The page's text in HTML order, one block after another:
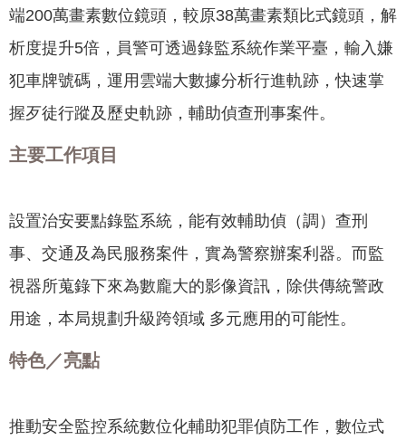
網
站
民
服
我
網
社
群
資
端200萬畫素數位鏡頭，較原38萬畫素類比式鏡頭，解
析度提升5倍，員警可透過錄監系統作業平臺，輸入嫌
犯車牌號碼，運用雲端大數據分析行進軌跡，快速掌
握歹徒行蹤及歷史軌跡，輔助偵查刑事案件。
主要工作項目
設置治安要點錄監系統，能有效輔助偵（調）查刑
事、交通及為民服務案件，實為警察辦案利器。而監
視器所蒐錄下來為數龐大的影像資訊，除供傳統警政
用途，本局規劃升級跨領域 多元應用的可能性。
特色／亮點
推動安全監控系統數位化輔助犯罪偵防工作，數位式